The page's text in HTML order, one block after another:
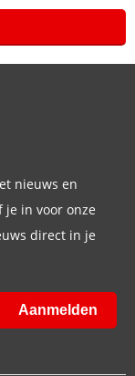
nieuws en
je in voor onze
direct in je